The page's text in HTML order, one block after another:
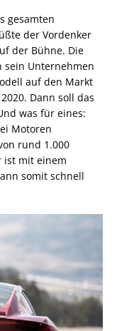
gesamten
der Vordenker
der Bühne. Die
sein Unternehmen
auf den Markt
Dann soll das
was für eines:
Motoren
rund 1.000
ist mit einem
somit schnell